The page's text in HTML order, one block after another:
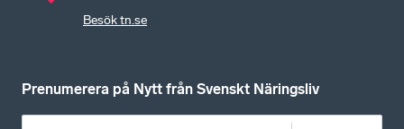
Besök tn.se
Prenumerera på Nytt från Svenskt Näringsliv